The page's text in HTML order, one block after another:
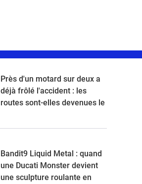
Près d'un motard sur deux a
déjà frôlé l'accident : les
routes sont-elles devenues le
Bandit9 Liquid Metal : quand
une Ducati Monster devient
une sculpture roulante en